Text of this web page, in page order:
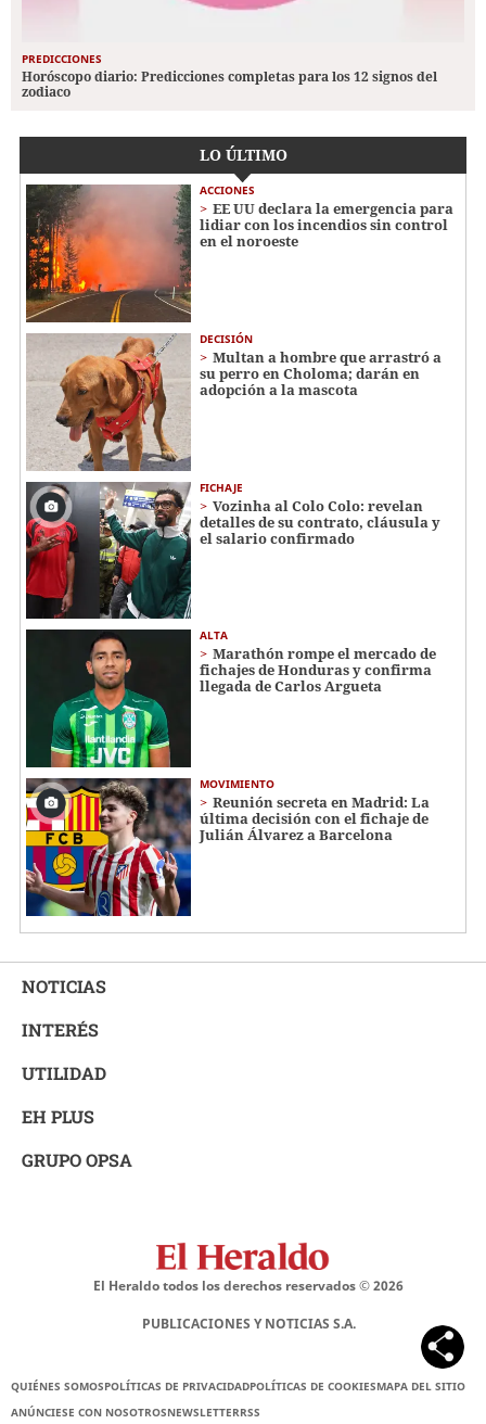
PREDICCIONES
Horóscopo diario: Predicciones completas para los 12 signos del
zodiaco
LO ÚLTIMO
ACCIONES
EE UU declara la emergencia para
lidiar con los incendios sin control
en el noroeste
DECISIÓN
Multan a hombre que arrastró a
su perro en Choloma; darán en
adopción a la mascota
FICHAJE
Vozinha al Colo Colo: revelan
detalles de su contrato, cláusula y
el salario confirmado
ALTA
Marathón rompe el mercado de
fichajes de Honduras y confirma
llegada de Carlos Argueta
MOVIMIENTO
Reunión secreta en Madrid: La
última decisión con el fichaje de
Julián Álvarez a Barcelona
NOTICIAS
INTERÉS
UTILIDAD
EH PLUS
GRUPO OPSA
El Heraldo todos los derechos reservados ©2026
PUBLICACIONES Y NOTICIAS S.A.
QUIÉNES SOMOSPOLÍTICAS DE PRIVACIDADPOLÍTICAS DE COOKIESMAPA DEL SITIO
ANÚNCIESE CON NOSOTROSNEWSLETTERRSS